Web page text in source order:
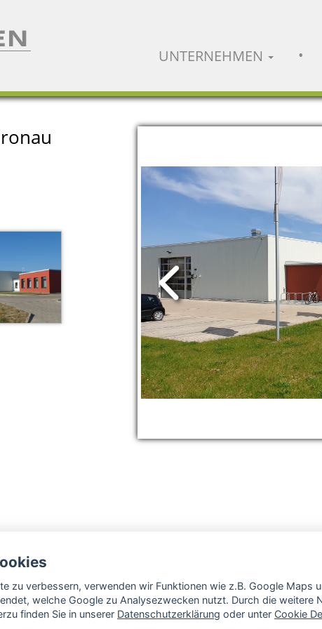
UNTERNEHMEN •
zu verbessern, verwenden wir Funktionen wie z.B. Google Maps
welche Google zu Analysezwecken nutzt. Durch die weitere
finden Sie in unserer Datenschutzerklärung oder unter Cookie